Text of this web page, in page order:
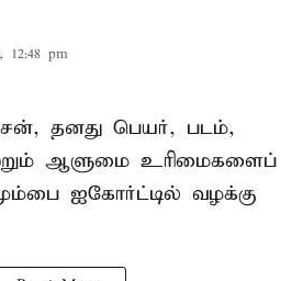
12:48 pm
, தனது பெயர், படம்,
ஆளுமை உரிமைகளைப்
ஐகோர்ட்டில் வழக்கு